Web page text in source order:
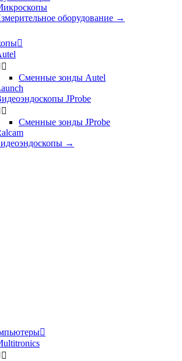
оборудование →


Сменные зонды Autel
JProbe

Сменные зонды JProbe
→

